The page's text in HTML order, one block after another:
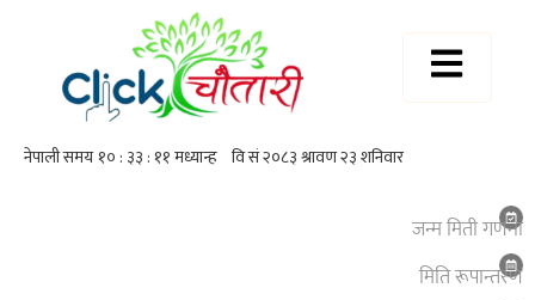
जन्म मिती गणना
मिति रूपान्तरण